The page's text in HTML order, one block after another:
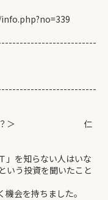
◆
じですか？＞ 仁
」を知らない人はいな
いう投資を聞いたこと
会を持ちました。